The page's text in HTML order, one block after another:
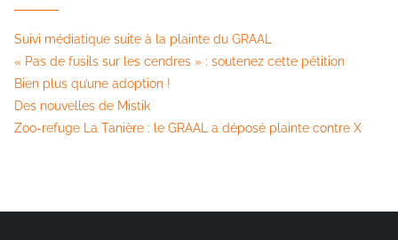
Suivi médiatique suite à la plainte du GRAAL
« Pas de fusils sur les cendres » : soutenez cette pétition​
Bien plus qu’une adoption !
Des nouvelles de Mistik
Zoo-refuge La Tanière : le GRAAL a déposé plainte contre X